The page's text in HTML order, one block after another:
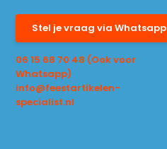
Stel je vraag via Whatsapp
06 15 68 70 48 (Ook voor
Whatsapp)
info@feestartikelen-
specialist.nl